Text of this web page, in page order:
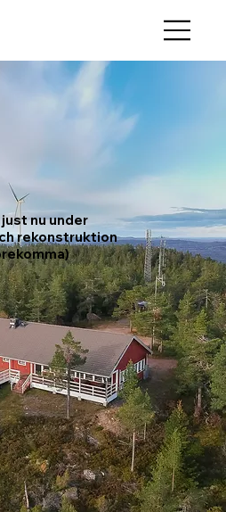
More
Us
nu under
rekonstruktion